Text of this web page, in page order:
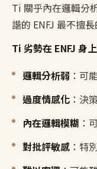
Ti 關乎內在邏輯分
諧的 ENFJ 最不擅長
Ti 劣勢在 ENFJ 身
邏輯分析弱 ：可
過度情感化 ：決
內在邏輯模糊 ：
對批評敏感 ：特